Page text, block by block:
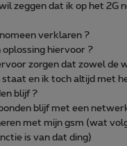
wil zeggen dat ik op het 2G
verklaren ?
oplossing hiervoor ?
zorgen dat zowel de
staat en ik toch altijd met
blijf ?
blijf met een
met mijn gsm (wat
is van dat ding)